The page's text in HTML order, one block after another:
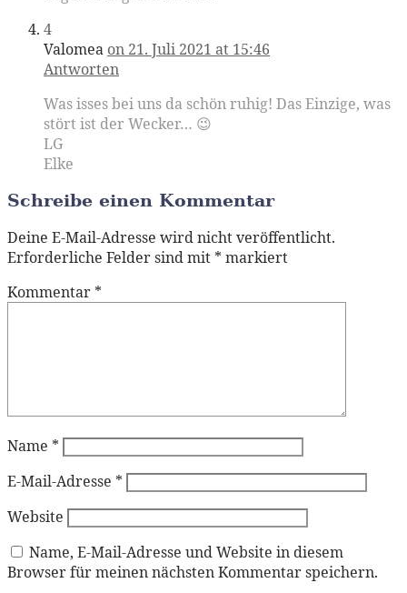
4
Valomea on 21. Juli 2021 at 15:46
Antworten
Was isses bei uns da schön ruhig! Das Einzige, was
stört ist der Wecker… 😉
LG
Elke
Schreibe einen Kommentar
Deine E-Mail-Adresse wird nicht veröffentlicht.
Erforderliche Felder sind mit * markiert
Kommentar *
Name *
E-Mail-Adresse *
Website
Name, E-Mail-Adresse und Website in diesem
Browser für meinen nächsten Kommentar speichern.